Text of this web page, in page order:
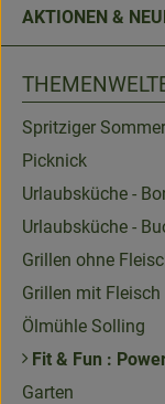
AKTIONEN &
Spritziger Sommer
Picknick
Urlaubsküche -
Urlaubsküche -
Grillen ohne
Grillen mit Fleisch
Ölmühle Solling
Fit & Fun :
Garten